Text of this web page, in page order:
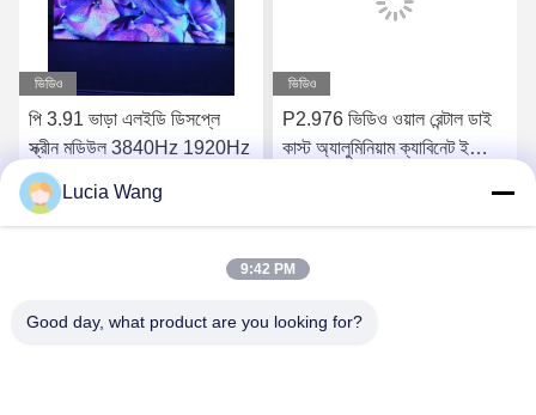
ভিডিও
পি 3.91 ভাড়া এলইডি ডিসপ্লে
স্ক্রীন মডিউল 3840Hz 1920Hz
সেরা দাম পান
ভিডিও
P2.976 ভিডিও ওয়াল রেন্টাল ডাই
কাস্ট অ্যালুমিনিয়াম ক্যাবিনেট ইন্ডোর
সেরা দাম পান
Lucia Wang
9:42 PM
Good day, what product are you looking for?